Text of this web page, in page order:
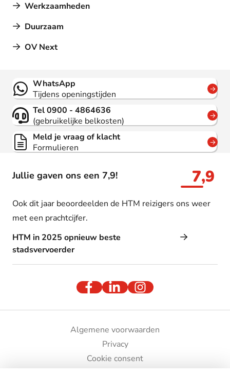
Werkzaamheden
Duurzaam
OV Next
Jullie gaven ons een 7,9! 7,9
Ook dit jaar beoordeelden de HTM reizigers ons weer
met een prachtcijfer.
HTM in 2025 opnieuw beste
stadsvervoerder
Contact
WhatsApp
Tijdens openingstijden
Tel 0900 - 4864636
(gebruikelijke belkosten)
Meld je vraag of klacht
Formulieren
Algemene voorwaarden
Privacy
Cookie consent